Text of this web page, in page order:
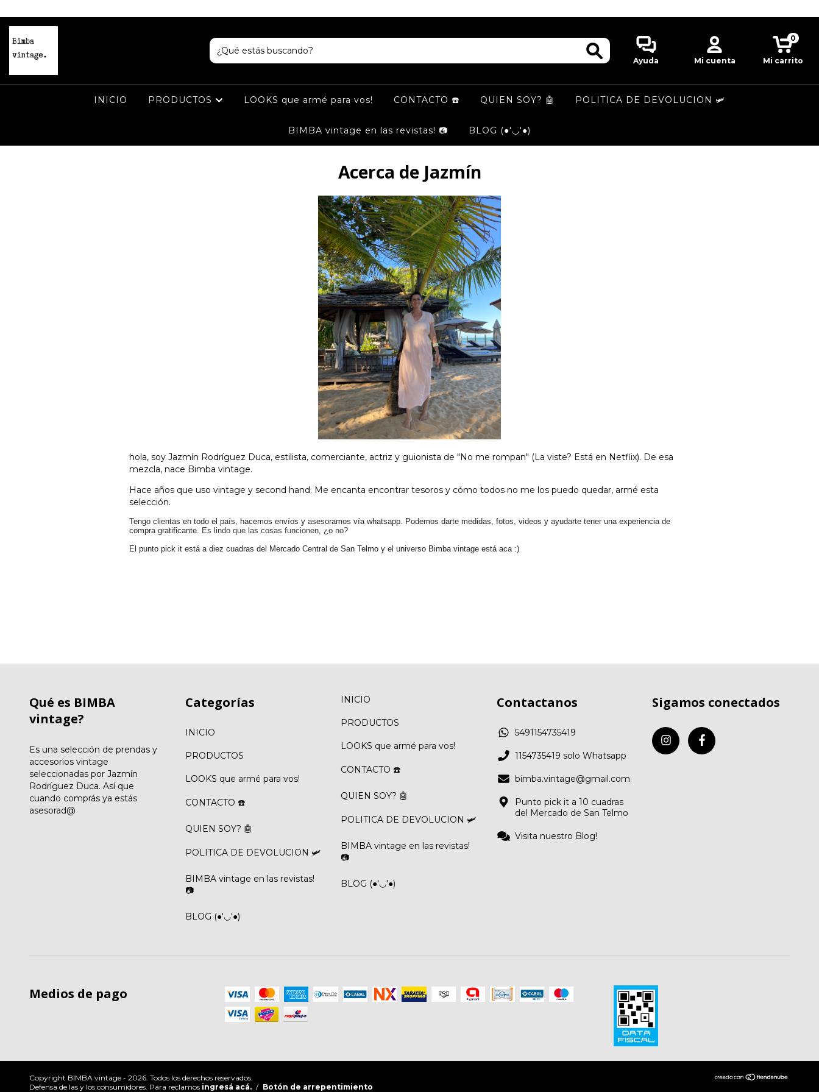
Ayuda Mi cuenta Mi carrito
0
INICIO PRODUCTOS LOOKS que armé para vos! CONTACTO ☎️ QUIEN SOY? 🤖 POLITICA DE DEVOLUCION 🛩️
BIMBA vintage en las revistas! 📷 BLOG (●'◡'●)
Acerca de Jazmín
hola, soy Jazmín Rodríguez Duca, estilista, comerciante, actriz y guionista de "No me rompan" (La viste? Está en Netflix). De esa
mezcla, nace Bimba vintage.
Hace años que uso vintage y second hand. Me encanta encontrar tesoros y cómo todos no me los puedo quedar, armé esta
selección.
Tengo clientas en todo el país, hacemos envíos y asesoramos vía whatsapp. Podemos darte medidas, fotos, videos y ayudarte tener una experiencia de
compra gratificante. Es lindo que las cosas funcionen, ¿o no?
El punto pick it está a diez cuadras del Mercado Central de San Telmo y el universo Bimba vintage está aca :)
Qué es BIMBA
vintage?
Es una selección de prendas y
accesorios vintage
seleccionadas por Jazmín
Rodríguez Duca. Así que
cuando comprás ya estás
asesorad@
Categorías
INICIO
PRODUCTOS
LOOKS que armé para vos!
CONTACTO ☎️
QUIEN SOY? 🤖
POLITICA DE DEVOLUCION 🛩️
BIMBA vintage en las revistas!
📷
BLOG (●'◡'●)
INICIO
PRODUCTOS
LOOKS que armé para vos!
CONTACTO ☎️
QUIEN SOY? 🤖
POLITICA DE DEVOLUCION 🛩️
BIMBA vintage en las revistas!
📷
BLOG (●'◡'●)
Contactanos
5491154735419
1154735419 solo Whatsapp
bimba.vintage@gmail.com
Punto pick it a 10 cuadras
del Mercado de San Telmo
Visita nuestro Blog!
Sigamos conectados
Medios de pago
Copyright BIMBA vintage - 2026. Todos los derechos reservados.
Defensa de las y los consumidores. Para reclamos ingresá acá. / Botón de arrepentimiento